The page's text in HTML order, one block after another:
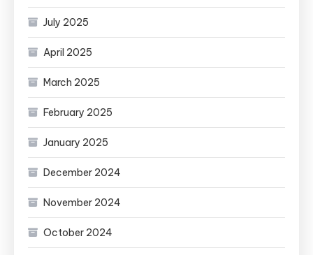
July 2025
April 2025
March 2025
February 2025
January 2025
December 2024
November 2024
October 2024